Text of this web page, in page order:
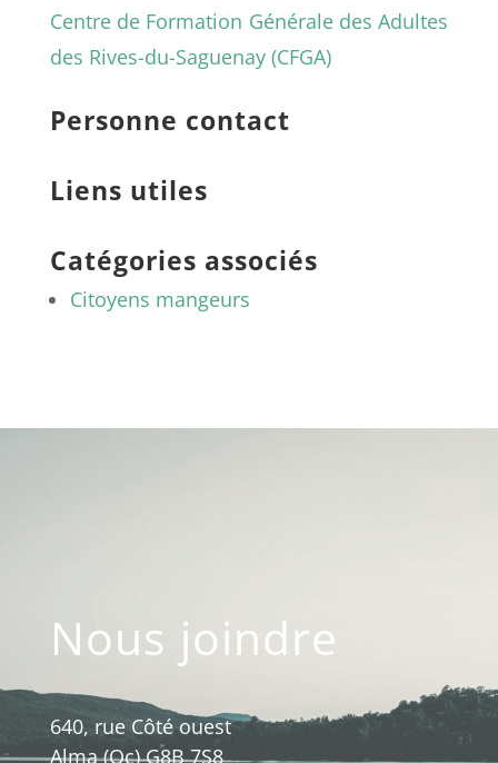
Centre de Formation Générale des Adultes
des Rives-du-Saguenay (CFGA)
Personne contact
Liens utiles
Catégories associés
Citoyens mangeurs
Nous joindre
640, rue Côté ouest
Alma (Qc) G8B 7S8